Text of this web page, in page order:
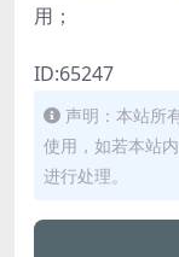
用；
ID:65247
声明：本站所
使用，如若本站
进行处理。